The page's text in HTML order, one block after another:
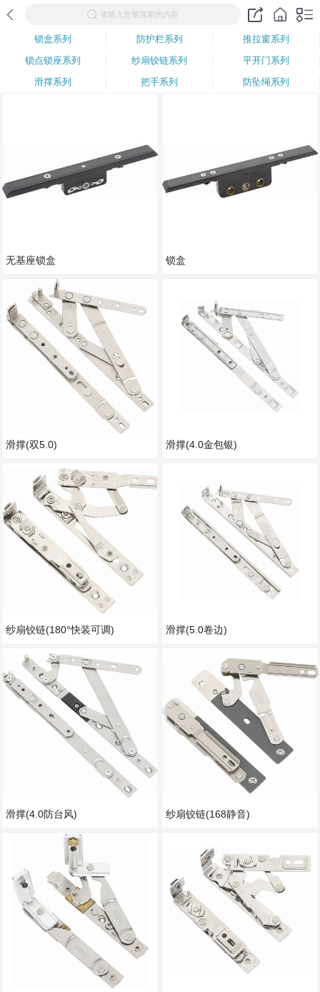
请输入您要搜索的内容
锁盒系列 防护栏系列
推拉窗系列
锁点锁座系列
纱扇铰链系列
平开门系列
滑撑系列
把手系列 防坠绳系列
无基座锁盒
滑撑(双5.0)
纱扇铰链(180°快装可调)
滑撑(4.0防台风)
锁盒
滑撑(4.0金包银)
滑撑(5.0卷边)
纱扇铰链(168静音)